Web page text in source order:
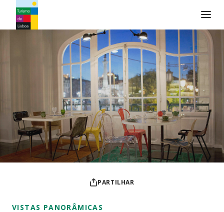
Logo do Turismo de Lisboa
PARTILHAR
VISTAS PANORÂMICAS